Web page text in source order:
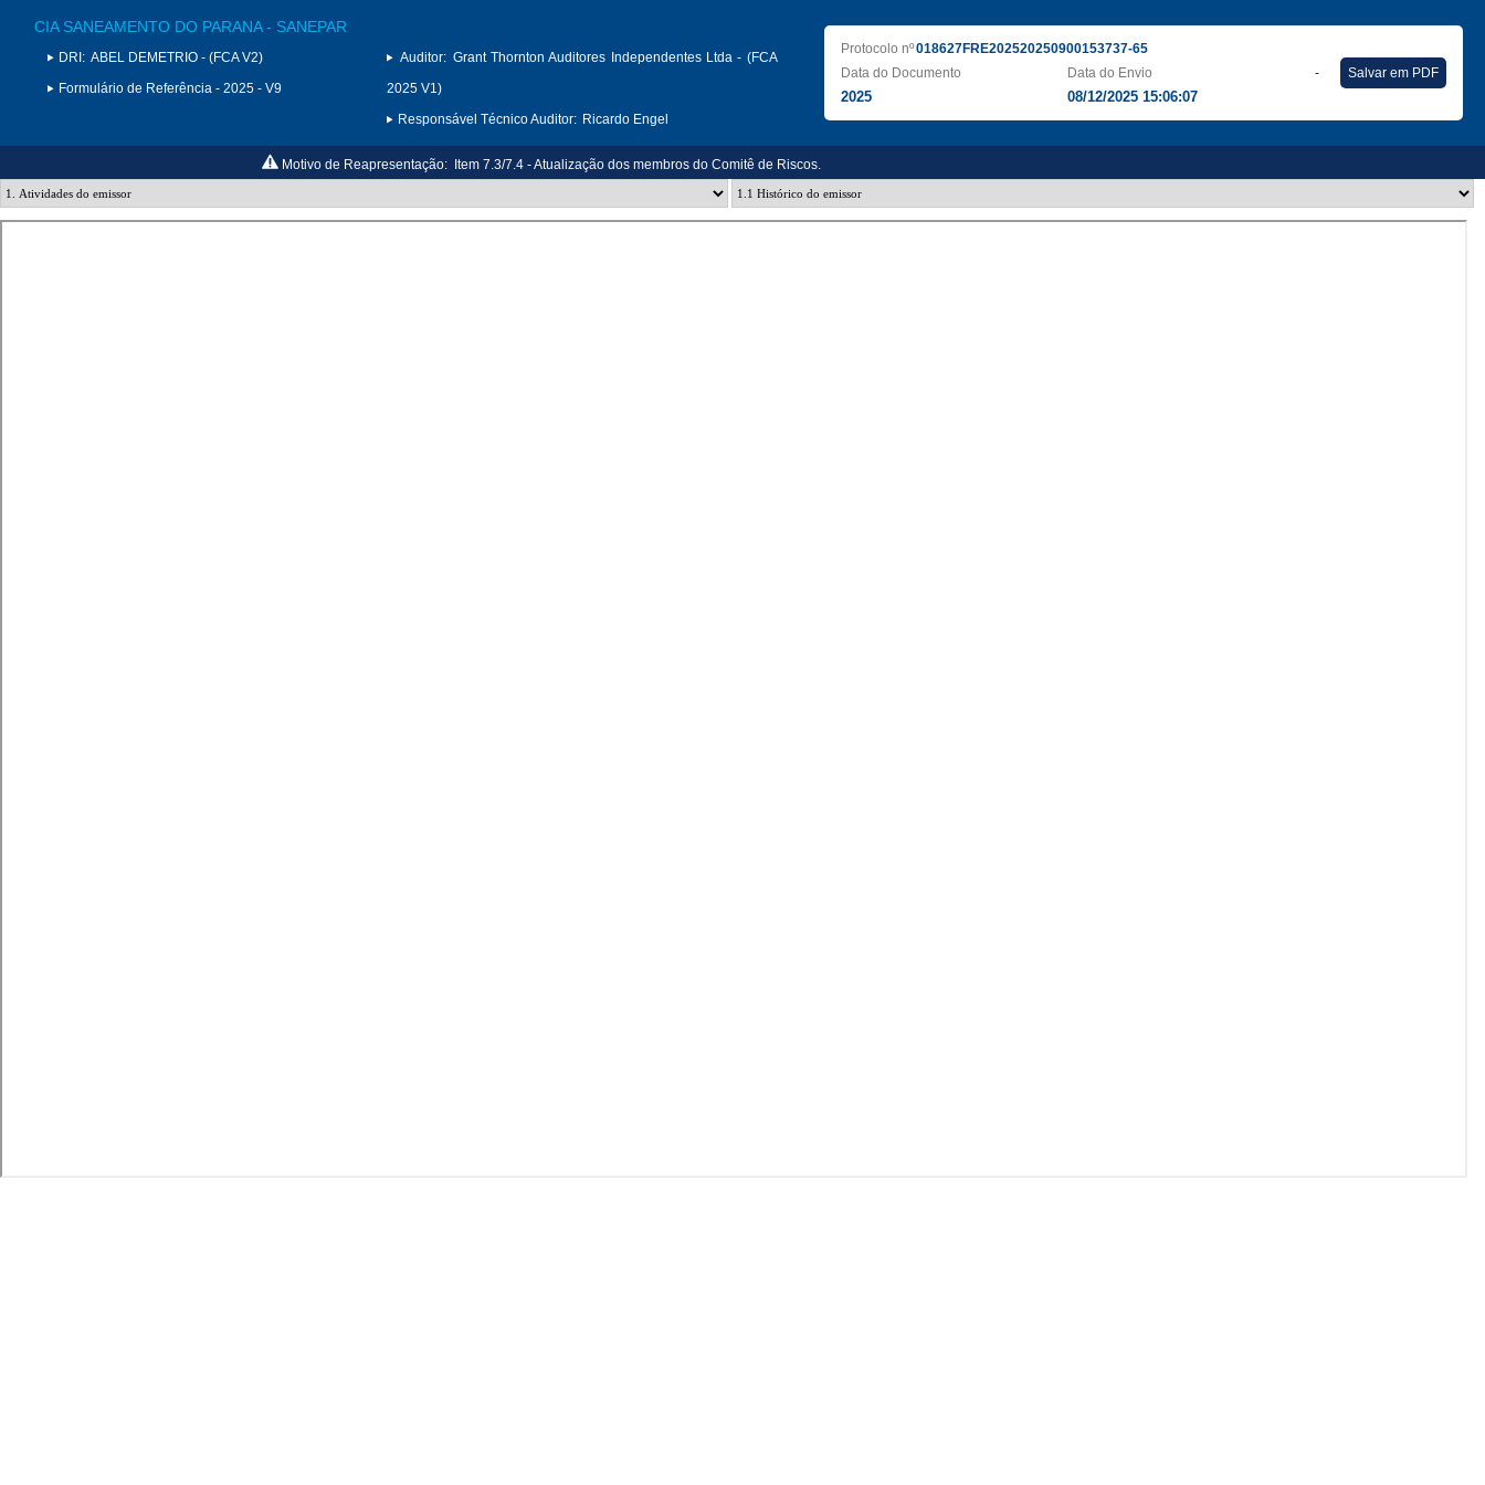
CIA SANEAMENTO DO PARANA - SANEPAR
DRI: ABEL DEMETRIO - (FCA V2)
Formulário de Referência - 2025 - V9
Auditor: Grant Thornton Auditores Independentes Ltda - (FCA
2025 V1)
Responsável Técnico Auditor: Ricardo Engel
Protocolo nº018627FRE202520250900153737-65
Data do Documento
2025
Data do Envio
08/12/2025 15:06:07
- Salvar em PDF
Motivo de Reapresentação: Item 7.3/7.4 - Atualização dos membros do Comitê de Riscos.